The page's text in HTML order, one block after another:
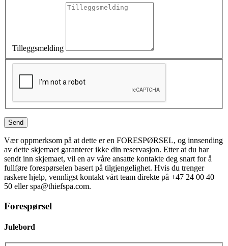
Tilleggsmelding
Send
Vær oppmerksom på at dette er en FORESPØRSEL, og innsending
av dette skjemaet garanterer ikke din reservasjon. Etter at du har
sendt inn skjemaet, vil en av våre ansatte kontakte deg snart for å
fullføre forespørselen basert på tilgjengelighet. Hvis du trenger
raskere hjelp, vennligst kontakt vårt team direkte på +47 24 00 40
50 eller spa@thiefspa.com.
Forespørsel
Julebord